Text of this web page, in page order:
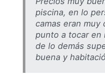
piscina, en lo
camas eran muy
punto a tocar en
de lo demás
buena y